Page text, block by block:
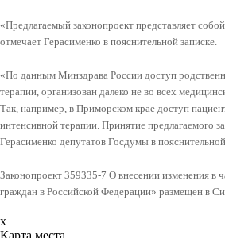
«Предлагаемый законопроект представляет
отмечает Герасименко в пояснительной записке.
«По данным Минздрава России доступ
терапии, организован далеко не во всех
Так, например, в Приморском крае доступ
интенсивной терапии. Принятие предлагаемого
Герасименко депутатов Госдумы в
Законопроект 359335-7 О внесении изменения в
граждан в Российской Федерации» размещен в
x